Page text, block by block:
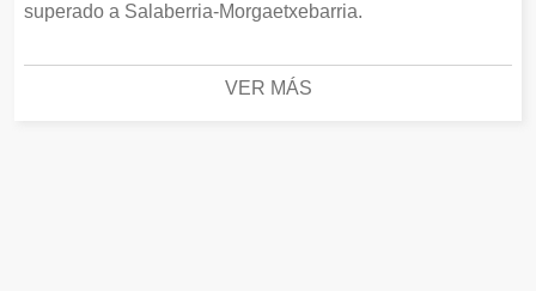
superado a Salaberria-Morgaetxebarria.
VER MÁS